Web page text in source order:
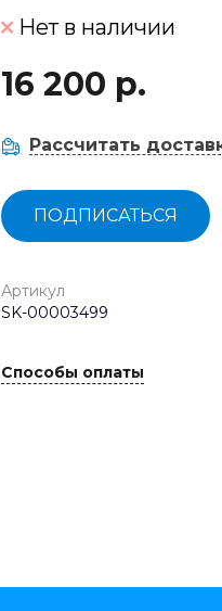
Нет в наличии
16 200 р.
Рассчитать
ПОДПИСАТЬСЯ
Артикул
SK-00003499
Способы оплаты